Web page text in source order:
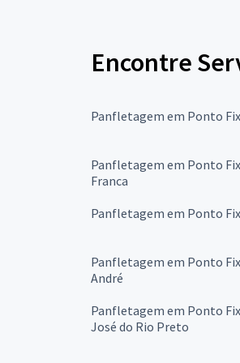
Encontre
Panfletagem em Ponto
Panfletagem em Ponto
Franca
Panfletagem em Ponto
Panfletagem em Ponto
André
Panfletagem em Ponto
José do Rio Preto